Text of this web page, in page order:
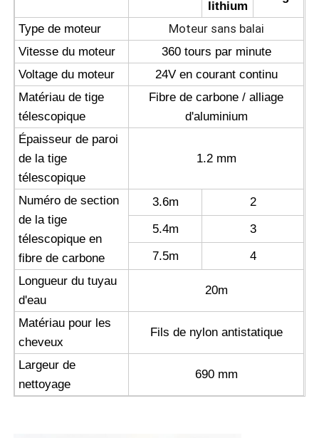
lithium
Type de moteur Moteur sans balai
Vitesse du moteur
360 tours par minute
Voltage du moteur
24V en courant continu
Matériau de tige
télescopique
Fibre de carbone / alliage
d'aluminium
Épaisseur de paroi
de la tige
télescopique
1.2 mm
Numéro de section
de la tige
télescopique en
fibre de carbone
3.6m
2
5.4m
3
7.5m
4
Longueur du tuyau
d'eau
20m
Matériau pour les
cheveux
Fils de nylon antistatique
Largeur de
nettoyage
690 mm